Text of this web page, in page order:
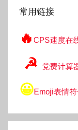
常用链接
🔥 CPS速度在
☭ 党费计算
😀Emoji表情